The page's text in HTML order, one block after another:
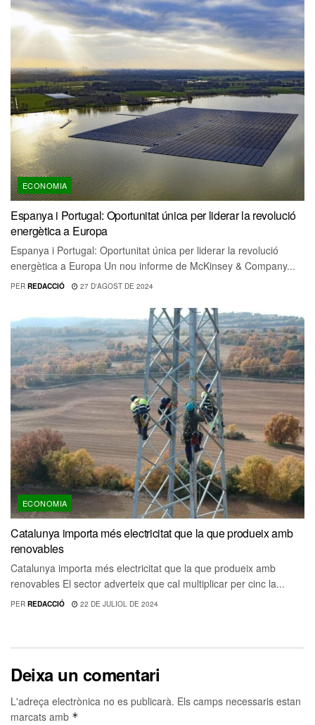
ECONOMIA
Espanya i Portugal: Oportunitat única per liderar la revolució
energètica a Europa
Espanya i Portugal: Oportunitat única per liderar la revolució
energètica a Europa Un nou informe de McKinsey & Company...
PER REDACCIÓ 27 D'AGOST DE 2024
ECONOMIA
Catalunya importa més electricitat que la que produeix amb
renovables
Catalunya importa més electricitat que la que produeix amb
renovables El sector adverteix que cal multiplicar per cinc la...
PER REDACCIÓ 22 DE JULIOL DE 2024
Deixa un comentari
L'adreça electrònica no es publicarà. Els camps necessaris estan
marcats amb *